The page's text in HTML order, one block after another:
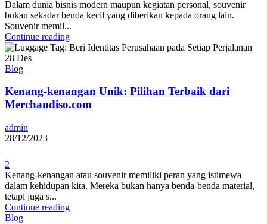
Dalam dunia bisnis modern maupun kegiatan personal, souvenir
bukan sekadar benda kecil yang diberikan kepada orang lain.
Souvenir memil...
Continue reading
28 Des
Blog
Kenang-kenangan Unik: Pilihan Terbaik dari
Merchandiso.com
admin
28/12/2023
2
Kenang-kenangan atau souvenir memiliki peran yang istimewa
dalam kehidupan kita. Mereka bukan hanya benda-benda material,
tetapi juga s...
Continue reading
Blog